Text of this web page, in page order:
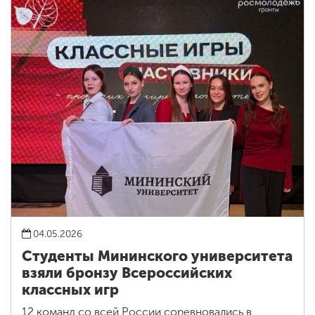
04.05.2026
Студенты Мининского университета
взяли бронзу Всероссийских
классных игр
12 команд со всей России соревновались в